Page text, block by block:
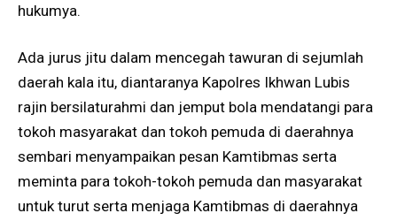
hukumya.
Ada jurus jitu dalam mencegah tawuran di sejumlah
daerah kala itu, diantaranya Kapolres Ikhwan Lubis
rajin bersilaturahmi dan jemput bola mendatangi para
tokoh masyarakat dan tokoh pemuda di daerahnya
sembari menyampaikan pesan Kamtibmas serta
meminta para tokoh-tokoh pemuda dan masyarakat
untuk turut serta menjaga Kamtibmas di daerahnya